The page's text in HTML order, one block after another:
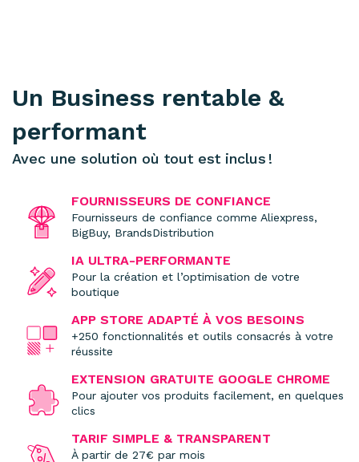
Un Business rentable &
performant
Avec une solution où tout est inclus !
FOURNISSEURS DE CONFIANCE
Fournisseurs de confiance comme Aliexpress,
BigBuy, BrandsDistribution
IA ULTRA-PERFORMANTE
Pour la création et l’optimisation de votre
boutique
APP STORE ADAPTÉ À VOS BESOINS
+250 fonctionnalités et outils consacrés à votre
réussite
EXTENSION GRATUITE GOOGLE CHROME
Pour ajouter vos produits facilement, en quelques
clics
TARIF SIMPLE & TRANSPARENT
À partir de 27€ par mois